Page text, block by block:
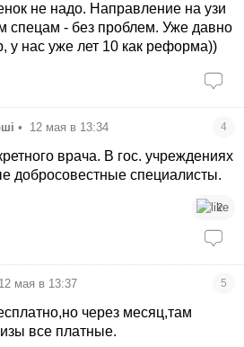
не надо. Направление на узи
спецам - без проблем. Уже давно
у нас уже лет 10 как реформа))
• 12 мая в 13:34 4
врача. В гос. учреждениях
добросовестные специалисты.
2
12 мая в 13:37 5
через месяц,там
все платные.